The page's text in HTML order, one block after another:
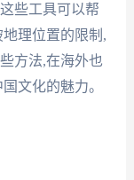
些工具可以帮
理位置的限制,
方法,在海外也
文化的魅力。